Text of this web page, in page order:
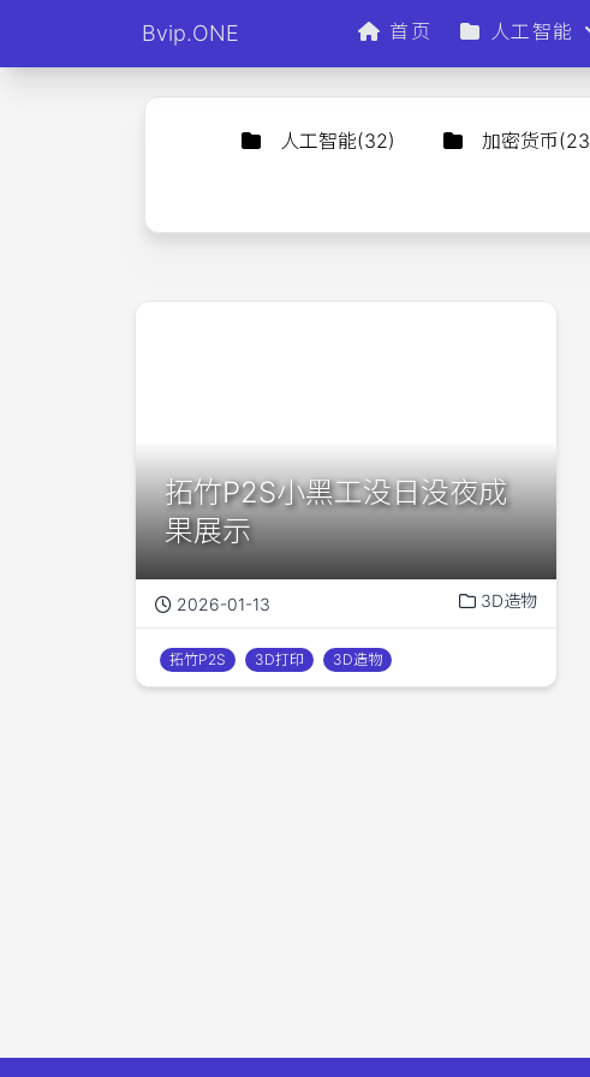
Bvip.ONE 首页 人工智能
人工智能(32) 加密货币(23
拓竹P2S小黑工没日没夜成
果展示
2026-01-13 3D造物
拓竹P2S 3D打印 3D造物